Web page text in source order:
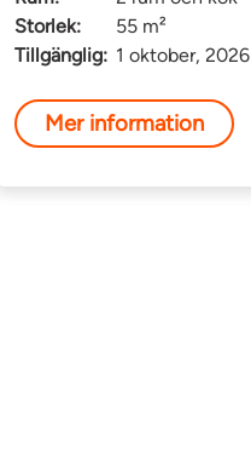
Storlek:
55 m²
Tillgänglig: 1 oktober, 2026
Mer information